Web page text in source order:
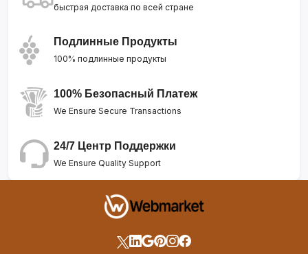
быстрая доставка по всей стране
Подлинные Продукты
100% подлинные продукты
100% Безопасный Платеж
We Ensure Secure Transactions
24/7 Центр Поддержки
We Ensure Quality Support